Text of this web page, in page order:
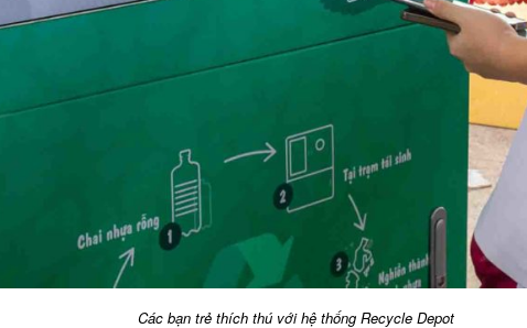
Các bạn trẻ thích thú với hệ thống Recycle Depot